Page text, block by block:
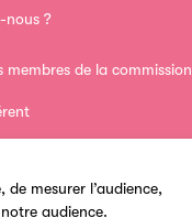
mesurer l’audience,
audience.
nous ?
membres de la commission